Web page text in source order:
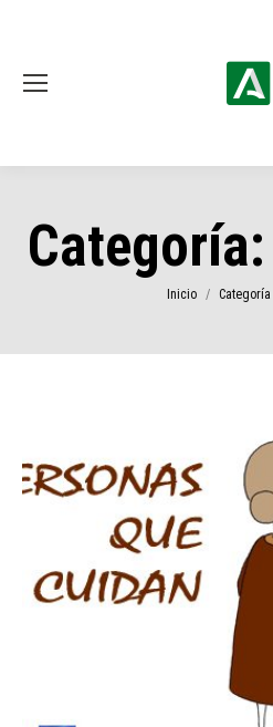
Categoría:
Estás aquí:
Inicio